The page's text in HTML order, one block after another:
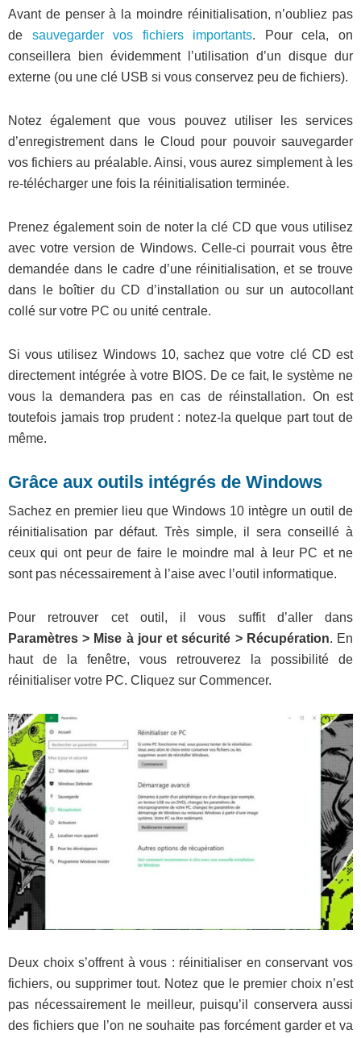
Avant de penser à la moindre réinitialisation, n’oubliez pas
de sauvegarder vos fichiers importants. Pour cela, on
conseillera bien évidemment l’utilisation d’un disque dur
externe (ou une clé USB si vous conservez peu de fichiers).
Notez également que vous pouvez utiliser les services
d’enregistrement dans le Cloud pour pouvoir sauvegarder
vos fichiers au préalable. Ainsi, vous aurez simplement à les
re-télécharger une fois la réinitialisation terminée.
Prenez également soin de noter la clé CD que vous utilisez
avec votre version de Windows. Celle-ci pourrait vous être
demandée dans le cadre d’une réinitialisation, et se trouve
dans le boîtier du CD d’installation ou sur un autocollant
collé sur votre PC ou unité centrale.
Si vous utilisez Windows 10, sachez que votre clé CD est
directement intégrée à votre BIOS. De ce fait, le système ne
vous la demandera pas en cas de réinstallation. On est
toutefois jamais trop prudent : notez-la quelque part tout de
même.
Grâce aux outils intégrés de Windows
Sachez en premier lieu que Windows 10 intègre un outil de
réinitialisation par défaut. Très simple, il sera conseillé à
ceux qui ont peur de faire le moindre mal à leur PC et ne
sont pas nécessairement à l’aise avec l’outil informatique.
Pour retrouver cet outil, il vous suffit d’aller dans
Paramètres > Mise à jour et sécurité > Récupération. En
haut de la fenêtre, vous retrouverez la possibilité de
réinitialiser votre PC. Cliquez sur Commencer.
Deux choix s’offrent à vous : réinitialiser en conservant vos
fichiers, ou supprimer tout. Notez que le premier choix n’est
pas nécessairement le meilleur, puisqu’il conservera aussi
des fichiers que l’on ne souhaite pas forcément garder et va